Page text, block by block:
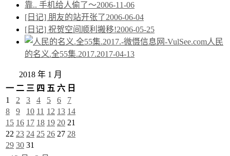
靠.. 手机给人偷了～2006-11-06
[日记] 朋友的站开张了2006-06-04
[日记] 祝贺空间顺利搬移!2006-05-25
人民
的名义.全55集.2017.2017-04-13
2018 年 1 月
一 二 三 四 五 六 日
1
2 3 4 5 6
7
8
9 10 11 12 13 14
15 16 17 18 19 20 21
22 23 24 25 26 27 28
29 30 31